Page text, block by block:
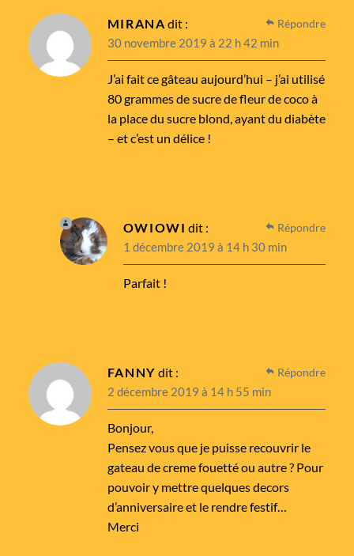
MIRANA dit :
30 novembre 2019 à 22 h 42 min
J’ai fait ce gâteau aujourd’hui – j’ai utilisé
80 grammes de sucre de fleur de coco à
la place du sucre blond, ayant du diabète
– et c’est un délice !
Répondre
OWIOWI dit :
1 décembre 2019 à 14 h 30 min
Parfait !
Répondre
FANNY dit :
2 décembre 2019 à 14 h 55 min
Bonjour,
Pensez vous que je puisse recouvrir le
gateau de creme fouetté ou autre ? Pour
pouvoir y mettre quelques decors
d’anniversaire et le rendre festif…
Merci
Répondre